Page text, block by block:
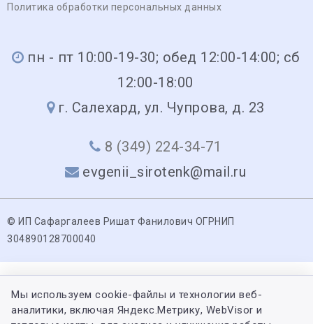
Политика обработки персональных данных
пн - пт 10:00-19-30; обед 12:00-14:00; сб
12:00-18:00
г. Салехард, ул. Чупрова, д. 23
8 (349) 224-34-71
evgenii_sirotenk@mail.ru
© ИП Сафаргалеев Ришат Фанилович ОГРНИП
304890128700040
Мы используем cookie-файлы и технологии веб-
аналитики, включая Яндекс.Метрику, WebVisor и